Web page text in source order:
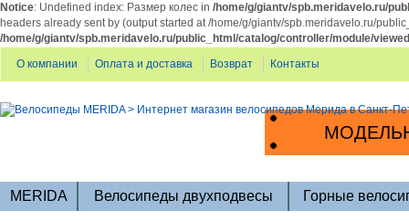
Notice: Undefined index: Размер колес in /home/g/giantv/spb.meridavelo.ru/
headers already sent by (output started at /home/g/giantv/spb.meridavelo.ru/
/home/g/giantv/spb.meridavelo.ru/public_html/catalog/controller/module/
О компании
Оплата и доставка Возврат Контакты
MERIDA Велосипеды двухподвесы Горные